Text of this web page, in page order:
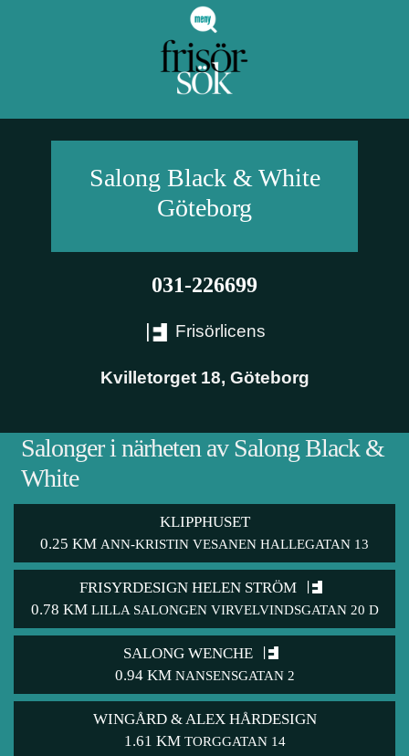
Salong Black & White
Göteborg
031-226699
Frisörlicens
Kvilletorget 18, Göteborg
Salonger i närheten av Salong Black &
White
KLIPPHUSET
0.25 KM ANN-KRISTIN VESANEN HALLEGATAN 13
FRISYRDESIGN HELEN STRÖM
0.78 KM LILLA SALONGEN VIRVELVINDSGATAN 20 D
SALONG WENCHE
0.94 KM NANSENSGATAN 2
WINGÅRD & ALEX HÅRDESIGN
1.61 KM TORGGATAN 14